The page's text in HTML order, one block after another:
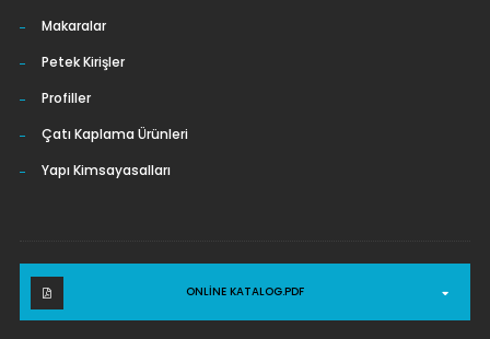
Makaralar
Petek Kirişler
Profiller
Çatı Kaplama Ürünleri
Yapı Kimsayasalları
ONLINE KATALOG.PDF